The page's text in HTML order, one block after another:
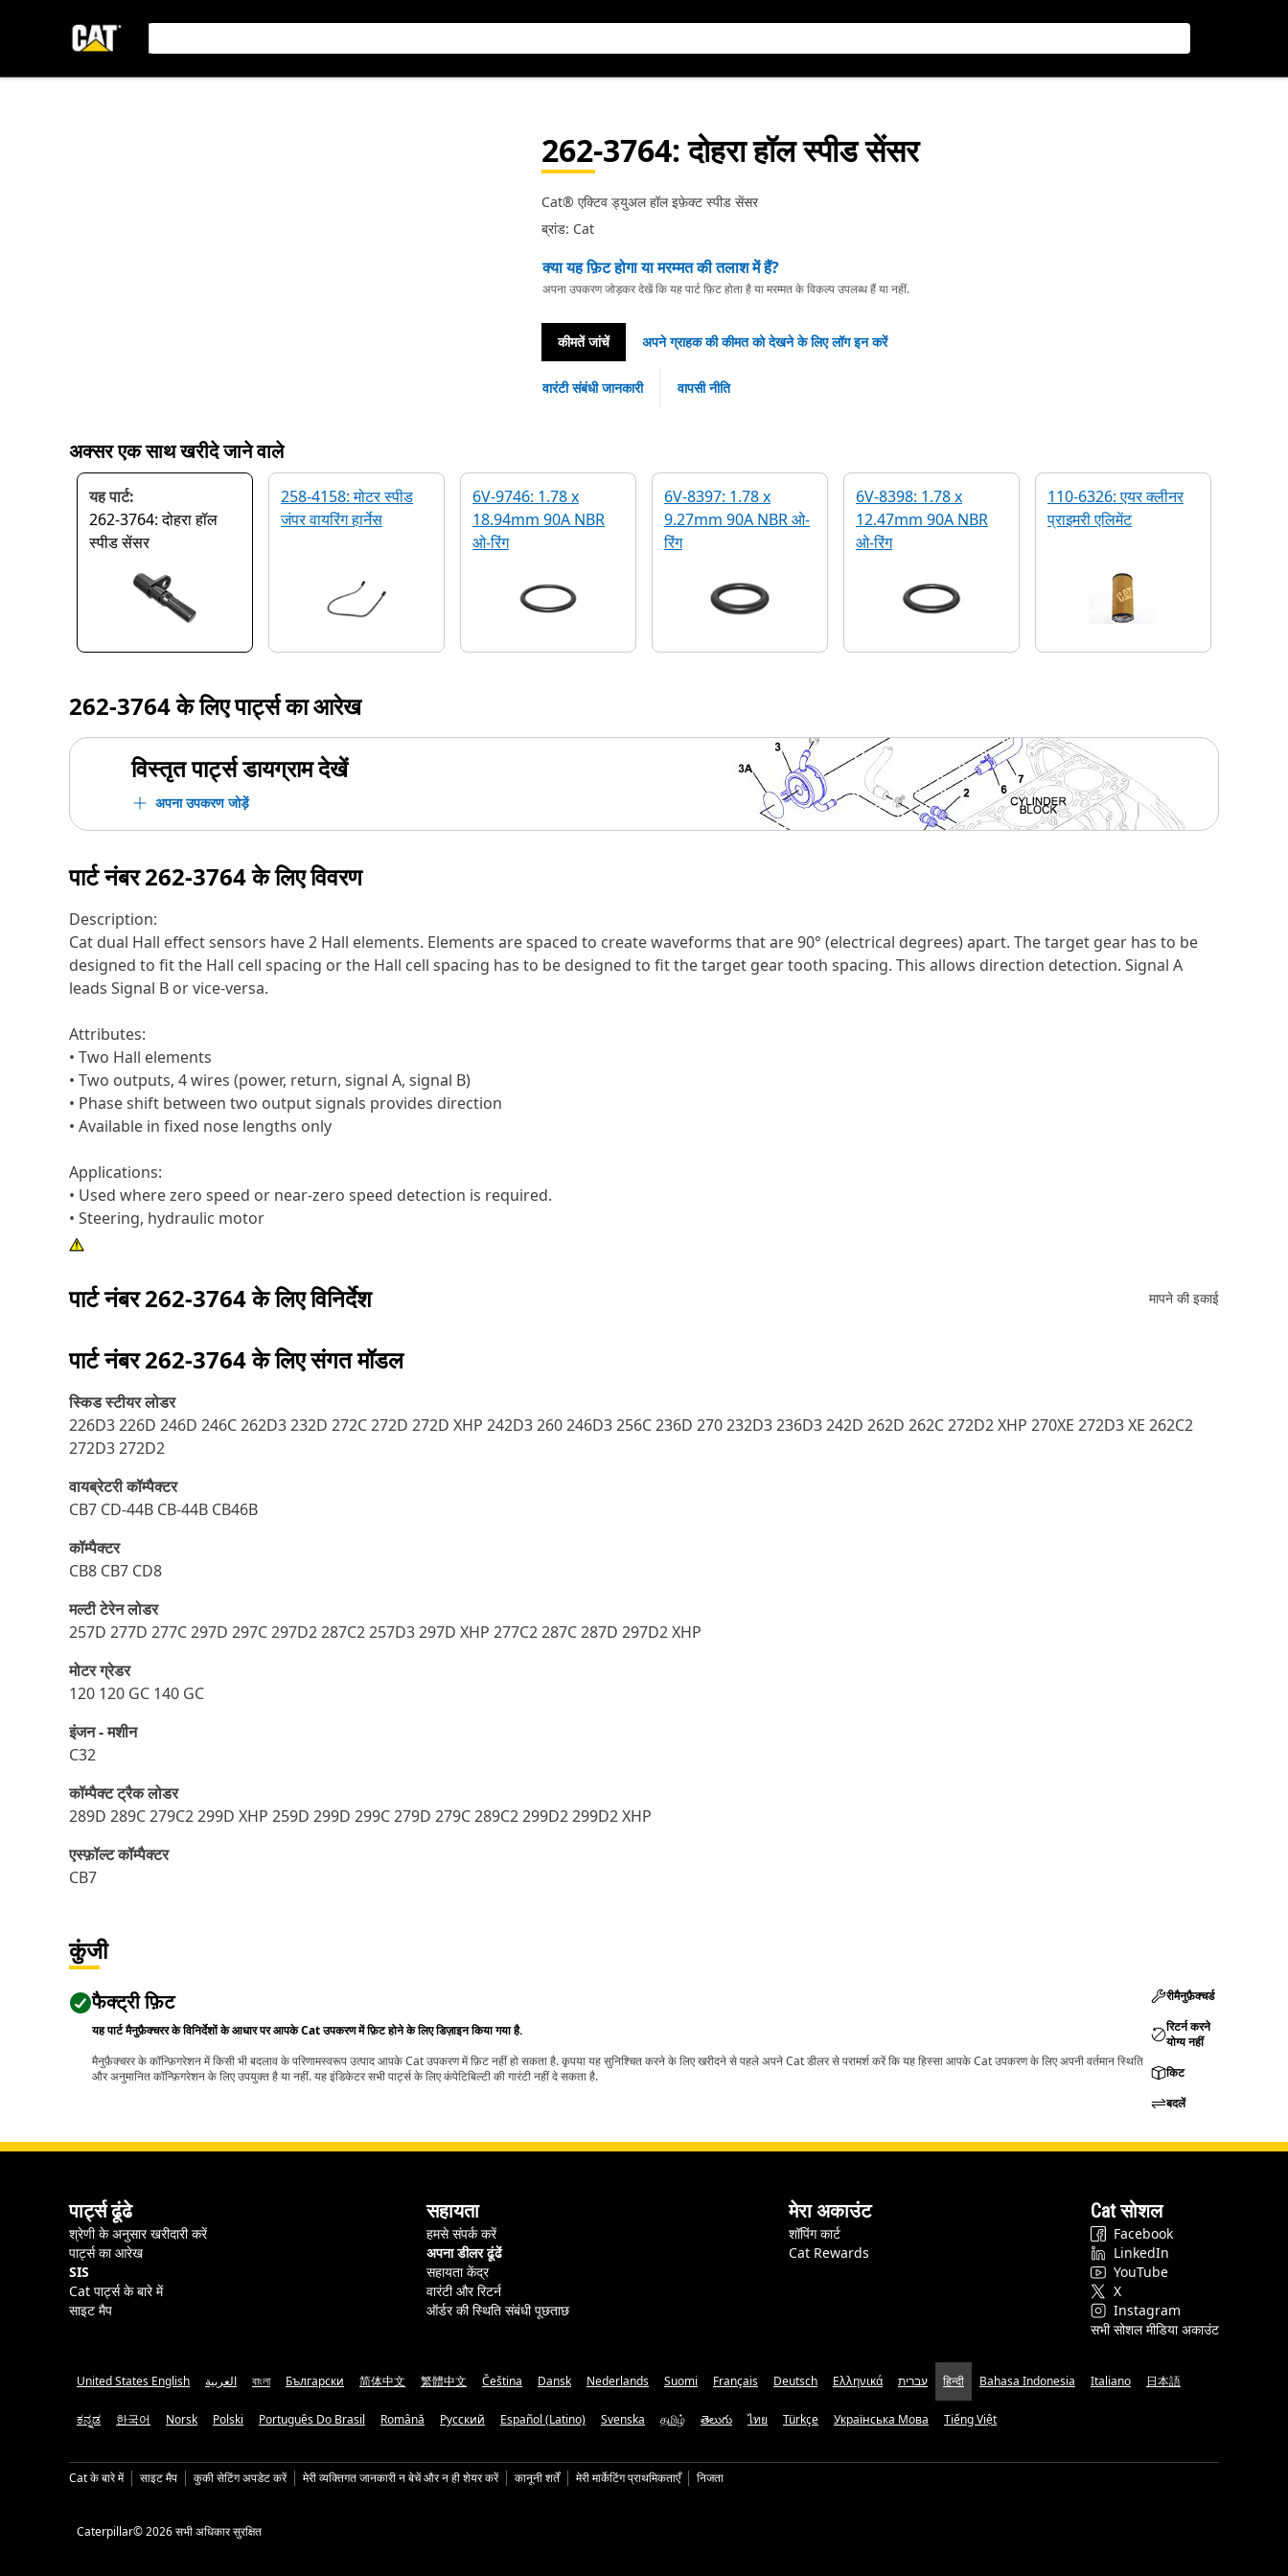
262-3764: दोहरा हॉल स्पीड सेंसर
Cat® एक्टिव ड्युअल हॉल इफ़ेक्ट स्पीड सेंसर
ब्रांड: Cat
क्या यह फ़िट होगा या मरम्मत की तलाश में हैं?
अपना उपकरण जोड़कर देखें कि यह पार्ट फ़िट होता है या मरम्मत के विकल्प उपलब्ध हैं या नहीं.
कीमतें जांचें अपने ग्राहक की कीमत को देखने के लिए लॉग इन करें
वारंटी संबंधी जानकारी वापसी नीति
अक्सर एक साथ खरीदे जाने वाले
यह पार्ट:
262-3764: दोहरा हॉल
स्पीड सेंसर
258-4158: मोटर स्पीड
जंपर वायरिंग हार्नेस
6V-9746: 1.78 x
18.94mm 90A NBR
ओ-रिंग
6V-8397: 1.78 x
9.27mm 90A NBR ओ-
रिंग
6V-8398: 1.78 x
12.47mm 90A NBR
ओ-रिंग
110-6326: एयर क्लीनर
प्राइमरी एलिमेंट
262-3764के लिए पार्ट्स का आरेख
विस्तृत पार्ट्स डायग्राम देखें
अपना उपकरण जोड़ें
पार्ट नंबर262-3764के लिए विवरण
Description:
Cat dual Hall effect sensors have 2 Hall elements. Elements are spaced to create waveforms that are 90° (electrical degrees) apart. The target gear has to be
designed to fit the Hall cell spacing or the Hall cell spacing has to be designed to fit the target gear tooth spacing. This allows direction detection. Signal A
leads Signal B or vice-versa.
Attributes:
• Two Hall elements
• Two outputs, 4 wires (power, return, signal A, signal B)
• Phase shift between two output signals provides direction
• Available in fixed nose lengths only
Applications:
• Used where zero speed or near-zero speed detection is required.
• Steering, hydraulic motor
पार्ट नंबर262-3764के लिए विनिर्देश मापने की इकाई
पार्ट नंबर262-3764के लिए संगत मॉडल
स्किड स्टीयर लोडर
226D3 226D 246D 246C 262D3 232D 272C 272D 272D XHP 242D3 260 246D3 256C 236D 270 232D3 236D3 242D 262D 262C 272D2 XHP 270XE 272D3 XE 262C2
272D3 272D2
वायब्रेटरी कॉम्पैक्टर
CB7 CD-44B CB-44B CB46B
कॉम्पैक्टर
CB8 CB7 CD8
मल्टी टेरेन लोडर
257D 277D 277C 297D 297C 297D2 287C2 257D3 297D XHP 277C2 287C 287D 297D2 XHP
मोटर ग्रेडर
120 120 GC 140 GC
इंजन - मशीन
C32
कॉम्पैक्ट ट्रैक लोडर
289D 289C 279C2 299D XHP 259D 299D 299C 279D 279C 289C2 299D2 299D2 XHP
एस्‍फ़ॉल्‍ट कॉम्पैक्टर
CB7
कुंजी
फैक्ट्री फ़िट
यह पार्ट मैनुफ़ैक्चरर के विनिर्देशों के आधार पर आपके Cat उपकरण में फ़िट होने के लिए डिज़ाइन किया गया है.
मैनुफ़ैक्चरर के कॉन्फ़िगरेशन में किसी भी बदलाव के परिणामस्वरूप उत्पाद आपके Cat उपकरण में फ़िट नहीं हो सकता है. कृपया यह सुनिश्चित करने के लिए खरीदने से पहले अपने Cat डीलर से परामर्श करें कि यह हिस्सा आपके Cat उपकरण के लिए अपनी वर्तमान स्थिति
और अनुमानित कॉन्फ़िगरेशन के लिए उपयुक्त है या नहीं. यह इंडिकेटर सभी पार्ट्स के लिए कंपेटिबिल्टी की गारंटी नहीं दे सकता है.
रीमैनुफ़ैक्चर्ड
रिटर्न करने
योग्य नहीं
किट
बदलें
पार्ट्स ढूंढे
श्रेणी के अनुसार खरीदारी करें
पार्ट्स का आरेख
SIS
Cat पार्ट्स के बारे में
साइट मैप
सहायता
हमसे संपर्क करें
अपना डीलर ढूंढें
सहायता केंद्र
वारंटी और रिटर्न
ऑर्डर की स्थिति संबंधी पूछताछ
मेरा अकाउंट
शॉपिंग कार्ट
Cat Rewards
Cat सोशल
Facebook
LinkedIn
YouTube
X
Instagram
सभी सोशल मीडिया अकाउंट
United States English العربية বাংলা Български 简体中文 繁體中文 Čeština Dansk Nederlands Suomi Français Deutsch Ελληνικά עברית हिन्दी Bahasa Indonesia Italiano 日本語
ಕನ್ನಡ 한국어 Norsk Polski Português Do Brasil Română Русский Español (Latino) Svenska தமிழ் తెలుగు ไทย Türkçe Українська Мова Tiếng Việt
Cat के बारे में साइट मैप कुकी सेटिंग अपडेट करें मेरी व्यक्तिगत जानकारी न बेचें और न ही शेयर करें कानूनी शर्तें मेरी मार्केटिंग प्राथमिकताएँ निजता
Caterpillar© 2026 सभी अधिकार सुरक्षित